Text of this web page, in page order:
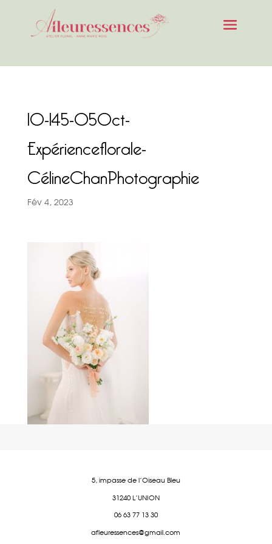
10-145-05Oct-
Expérienceflorale-
CélineChanPhotographie
Fév 4, 2023
5, impasse de l'Oiseau Bleu
31240 L'UNION
06 63 77 13 30
afleuressences@gmail.com